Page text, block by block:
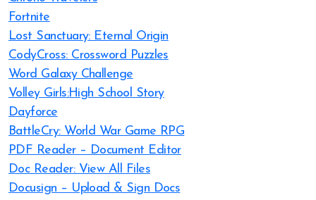
Fortnite
Lost Sanctuary: Eternal Origin
CodyCross: Crossword Puzzles
Word Galaxy Challenge
Volley Girls:High School Story
Dayforce
BattleCry: World War Game RPG
PDF Reader – Document Editor
Doc Reader: View All Files
Docusign – Upload & Sign Docs